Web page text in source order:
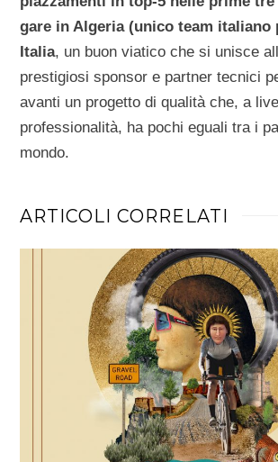
gare in Algeria (unico team italiano
Italia, un buon viatico che si unisce
prestigiosi sponsor e partner tecnici
avanti un progetto di qualità che, a
professionalità, ha pochi eguali tra i
mondo.
ARTICOLI CORRELATI